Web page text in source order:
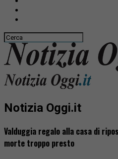
Notizia Oggi.it
Valduggia regalo alla casa di
morte troppo presto